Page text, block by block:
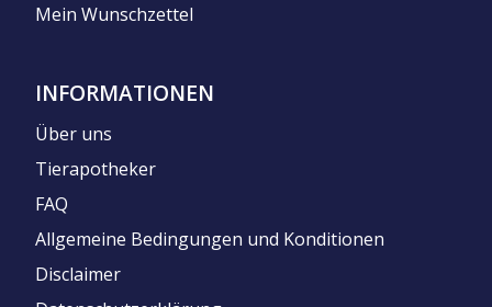
Mein Wunschzettel
INFORMATIONEN
Über uns
Tierapotheker
FAQ
Allgemeine Bedingungen und Konditionen
Disclaimer